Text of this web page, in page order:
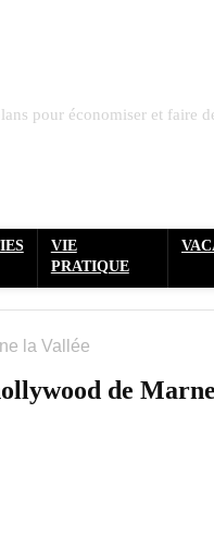
pour économiser et faire
VIE
PRATIQUE
la Vallée
de